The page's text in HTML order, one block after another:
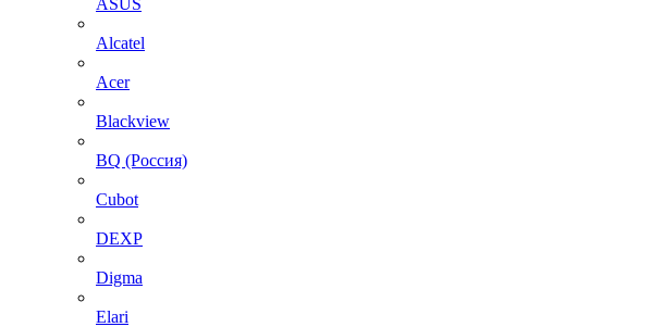
ASUS
Alcatel
Acer
Blackview
BQ (Россия)
Cubot
DEXP
Digma
Elari